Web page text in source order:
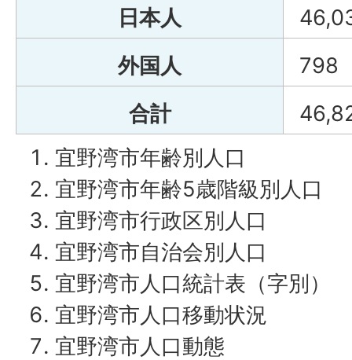
日本人
外国人
798
合計
宜野湾市年齢別人口
宜野湾市年齢5歳階級別人口
宜野湾市行政区別人口
宜野湾市自治会別人口
宜野湾市人口統計表（字別）
宜野湾市人口移動状況
宜野湾市人口動態